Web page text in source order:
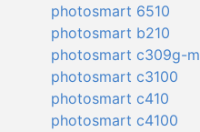
photosmart 6510
photosmart b210
photosmart c309g-m
photosmart c3100
photosmart c410
photosmart c4100